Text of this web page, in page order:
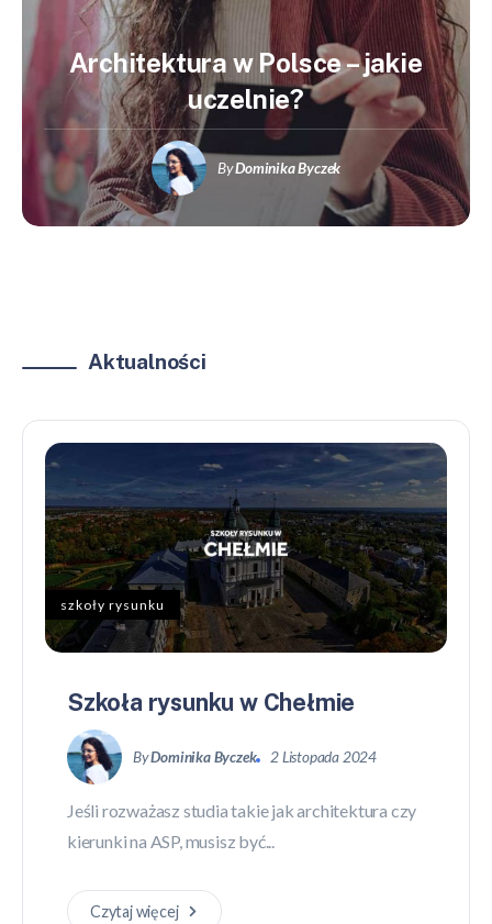
Architektura w Polsce – jakie
uczelnie?
ByDominika Byczek
Aktualności
szkoły rysunku
Szkoła rysunku w Chełmie
ByDominika Byczek 2 Listopada 2024
Jeśli rozważasz studia takie jak architektura czy
kierunki na ASP, musisz być...
Czytaj więcej